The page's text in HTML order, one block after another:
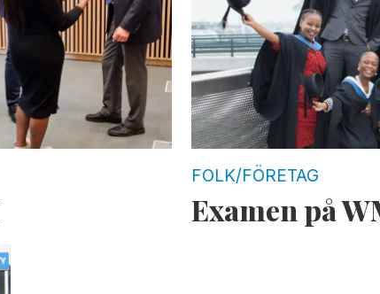
FOLK/FÖRETAG
Examen på